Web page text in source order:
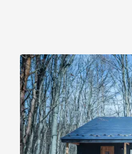
本文へ移動